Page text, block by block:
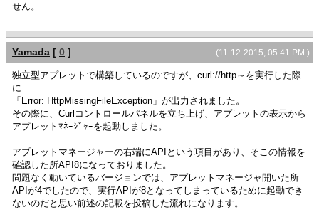
せん。
(11-12-2015, 05:41 PM )
Yamada [ 0 ]
独立型アプレットで構築しているのですが、curl://http～を実行した際
に
「Error: HttpMissingFileException」が出力されました。
その際に、Curlコントロールパネルを立ち上げ、アプレットの表示から
アプレットﾏﾈｰｼﾞｬｰを起動しました。
アプレットマネージャーの右端にAPIという項目があり、そこの情報を
確認した所API8になっておりました。
問題なく動いているバージョンでは、アプレットマネージャ開いた所
APIが4でしたので、実行APIが8となってしまっているために起動でき
ないのだと思い前述の記載を投稿した流れになります。